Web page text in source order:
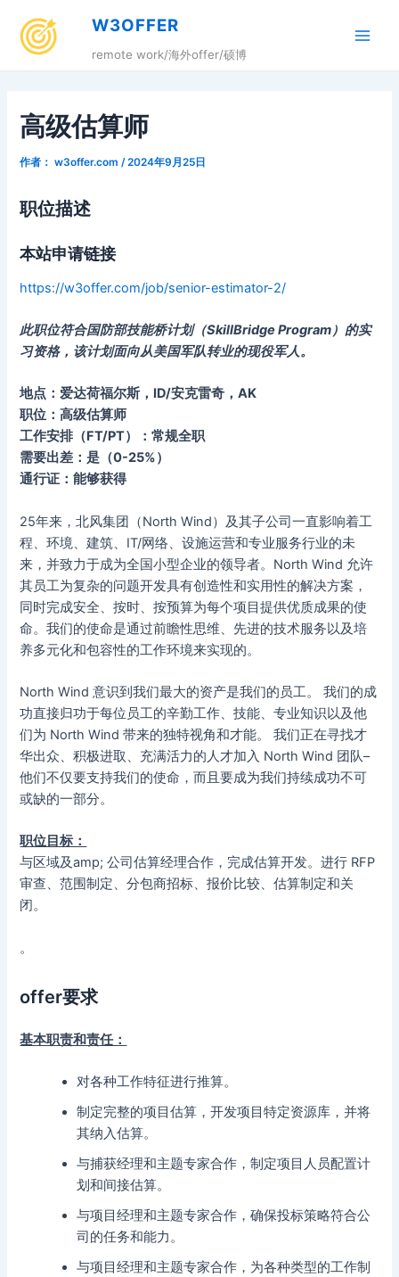
W3OFFER
remote work/海外offer/硕博
高级估算师
作者： w3offer.com /2024年9月25日
职位描述
本站申请链接
https://w3offer.com/job/senior-estimator-2/
此职位符合国防部技能桥计划（SkillBridge Program）的实
习资格，该计划面向从美国军队转业的现役军人。
地点：爱达荷福尔斯，ID/安克雷奇，AK
职位：高级估算师
工作安排（FT/PT）：常规全职
需要出差：是（0-25%）
通行证：能够获得
25年来，北风集团（North Wind）及其子公司一直影响着工
程、环境、建筑、IT/网络、设施运营和专业服务行业的未
来，并致力于成为全国小型企业的领导者。North Wind 允许
其员工为复杂的问题开发具有创造性和实用性的解决方案，
同时完成安全、按时、按预算为每个项目提供优质成果的使
命。我们的使命是通过前瞻性思维、先进的技术服务以及培
养多元化和包容性的工作环境来实现的。
North Wind 意识到我们最大的资产是我们的员工。 我们的成
功直接归功于每位员工的辛勤工作、技能、专业知识以及他
们为 North Wind 带来的独特视角和才能。 我们正在寻找才
华出众、积极进取、充满活力的人才加入 North Wind 团队–
他们不仅要支持我们的使命，而且要成为我们持续成功不可
或缺的一部分。
职位目标：
与区域及amp; 公司估算经理合作，完成估算开发。进行 RFP
审查、范围制定、分包商招标、报价比较、估算制定和关
闭。
。
offer要求
基本职责和责任：
对各种工作特征进行推算。
制定完整的项目估算，开发项目特定资源库，并将
其纳入估算。
与捕获经理和主题专家合作，制定项目人员配置计
划和间接估算。
与项目经理和主题专家合作，确保投标策略符合公
司的任务和能力。
与项目经理和主题专家合作，为各种类型的工作制